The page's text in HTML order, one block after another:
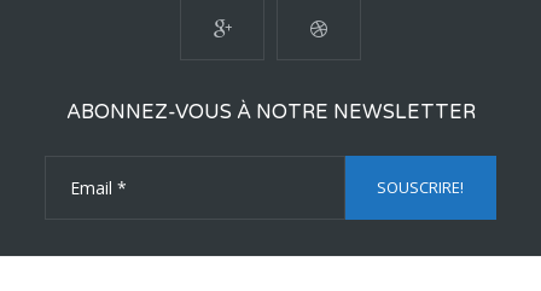
ABONNEZ-VOUS À NOTRE NEWSLETTER